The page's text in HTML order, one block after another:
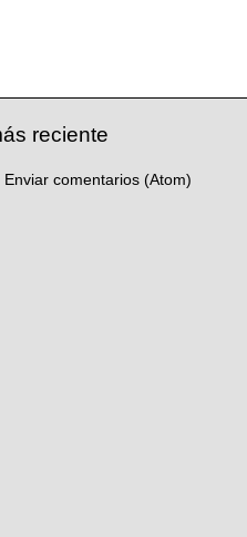
reciente
Enviar comentarios (Atom)